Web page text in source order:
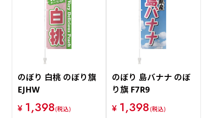
のぼり 白桃 のぼり旗
EJHW
¥ 1,398(税込)
のぼり 島バナナ のぼ
り旗 F7R9
¥ 1,398(税込)